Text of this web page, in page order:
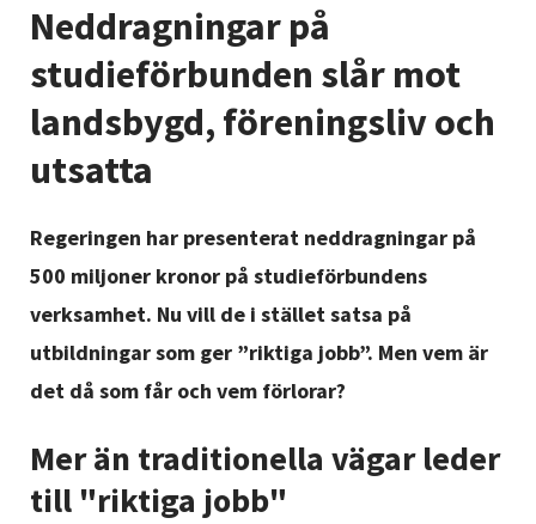
Nyheter
Avdelningar
Lyssna
Neddragningar på
studieförbunden slår mot
landsbygd, föreningsliv och
utsatta
Regeringen har presenterat neddragningar på
500 miljoner kronor på studieförbundens
verksamhet. Nu vill de i stället satsa på
utbildningar som ger ”riktiga jobb”. Men vem är
det då som får och vem förlorar?
Mer än traditionella vägar leder
till "riktiga jobb"